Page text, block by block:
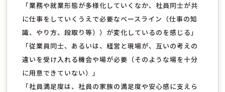
「業務や就業形態が多様化していくなか、社員同士が共
に仕事をしていくうえで必要なベースライン（仕事の知
識、やり方、段取り等））が変化しているのを感じる」
「従業員同士、あるいは、経営と現場が、互いの考えの
違いを受け入れる機会や場が必要（そのような場を十分
に用意できていない）」
「社員満足度は、社員の家族の満足度や安心感に支えら